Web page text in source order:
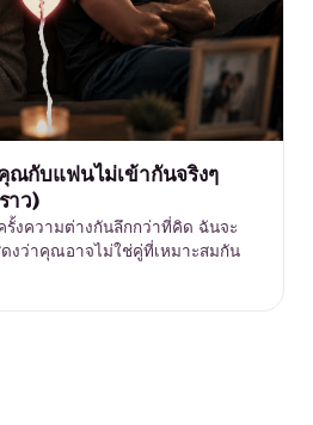
กับแฟนไม่เข้ากันจริงๆ
าว)
งความต่างกันลึกกว่าที่คิด ฉันจะ
ว่าคุณอาจไม่ใช่คู่ที่เหมาะสมกัน